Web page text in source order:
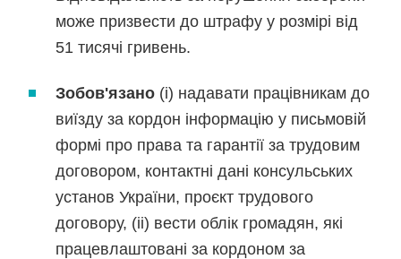
може призвести до штрафу у розмірі від
51 тисячі гривень.
Зобов'язано (і) надавати працівникам до
виїзду за кордон інформацію у письмовій
формі про права та гарантії за трудовим
договором, контактні дані консульських
установ України, проєкт трудового
договору, (іі) вести облік громадян, які
працевлаштовані за кордоном за